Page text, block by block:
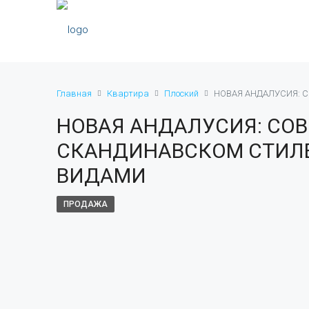
Главная Квартира Плоский НОВАЯ АНДАЛУСИЯ:
НОВАЯ АНДАЛУСИЯ:
СКАНДИНАВСКОМ
ВИДАМИ
ПРОДАЖА